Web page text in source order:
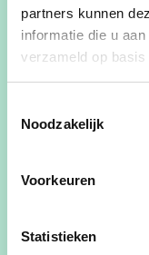
partners kunnen
informatie die u
verzameld op
Noodzakelijk
Voorkeuren
Statistieken